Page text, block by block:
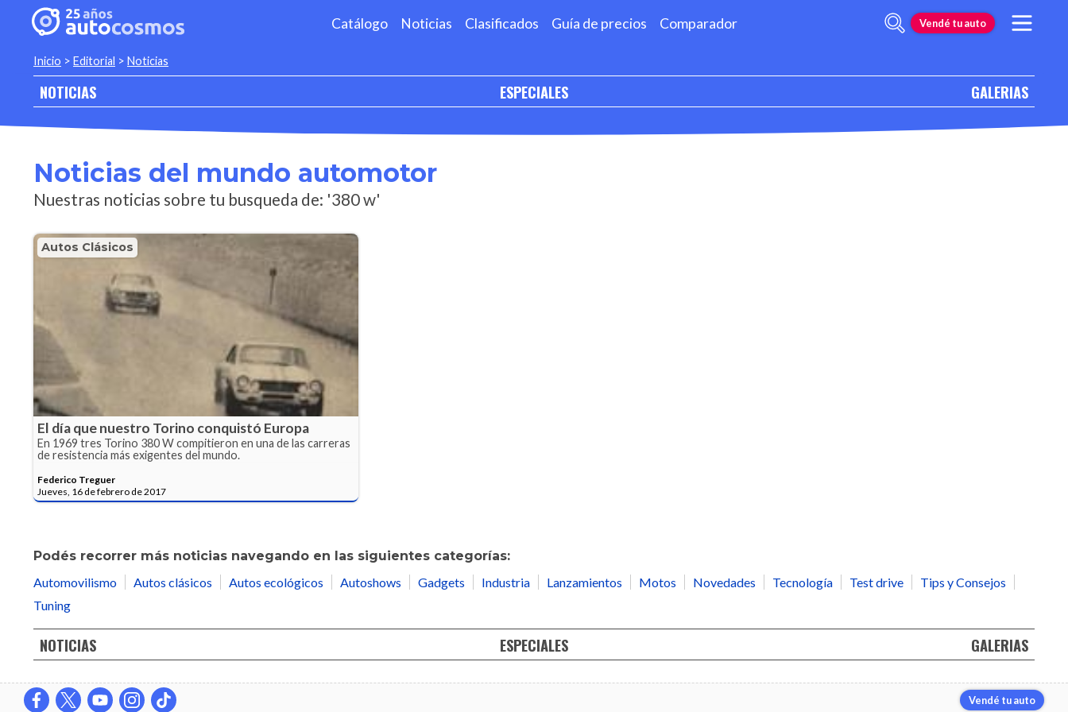
Catálogo Noticias Clasificados Guía de precios Comparador Vendé tu auto
Inicio > Editorial > Noticias
NOTICIAS ESPECIALES GALERIAS
Noticias del mundo automotor
Nuestras noticias sobre tu busqueda de: '380 w'
Autos Clásicos
El día que nuestro Torino conquistó Europa
En 1969 tres Torino 380 W compitieron en una de las carreras
de resistencia más exigentes del mundo.
Federico Treguer
Jueves, 16 de febrero de 2017
Podés recorrer más noticias navegando en las siguientes categorías:
Automovilismo
Autos clásicos Autos ecológicos Autoshows Gadgets Industria Lanzamientos Motos Novedades Tecnología Test drive
Tips y Consejos
Tuning
NOTICIAS ESPECIALES GALERIAS
Vendé tu auto